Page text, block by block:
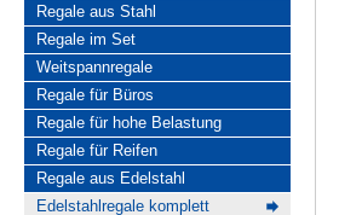
Regale aus Stahl
Regale im Set
Weitspannregale
Regale für Büros
Regale für hohe Belastung
Regale für Reifen
Regale aus Edelstahl
Edelstahlregale komplett